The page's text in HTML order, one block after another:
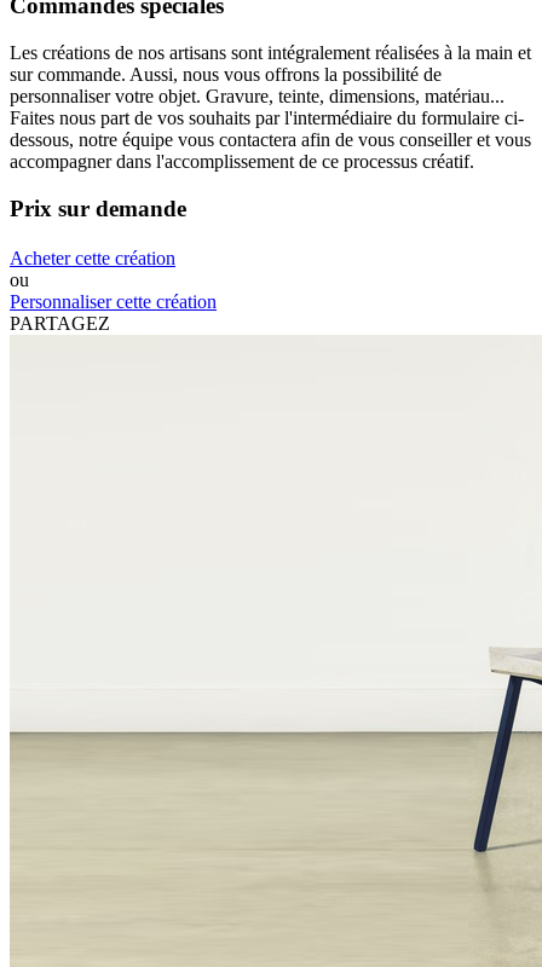
Commandes spéciales
Les créations de nos artisans sont intégralement réalisées à la main et
sur commande. Aussi, nous vous offrons la possibilité de
personnaliser votre objet. Gravure, teinte, dimensions, matériau...
Faites nous part de vos souhaits par l'intermédiaire du formulaire ci-
dessous, notre équipe vous contactera afin de vous conseiller et vous
accompagner dans l'accomplissement de ce processus créatif.
Prix sur demande
Acheter cette création
ou
Personnaliser cette création
PARTAGEZ